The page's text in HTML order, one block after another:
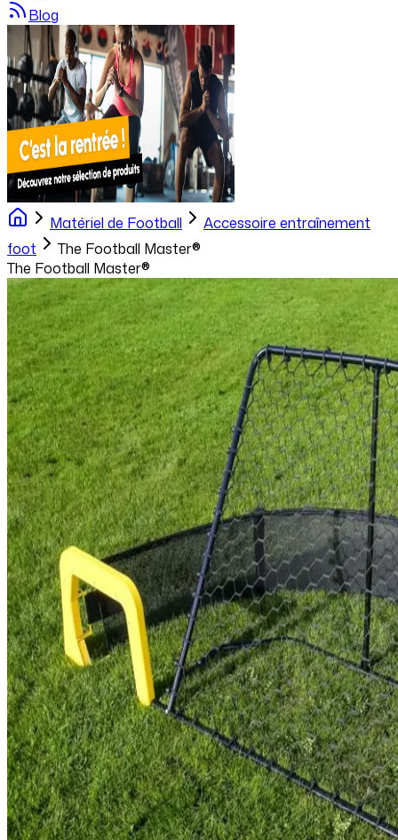
Blog
Matériel de Football
Accessoire entraînement
foot
The Football Master®
The Football Master®